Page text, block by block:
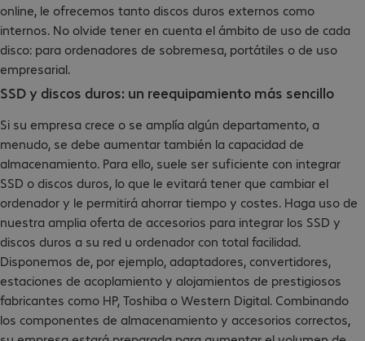
online, le ofrecemos tanto discos duros externos como
internos. No olvide tener en cuenta el ámbito de uso de cada
disco: para ordenadores de sobremesa, portátiles o de uso
empresarial.
SSD y discos duros: un reequipamiento más sencillo
Si su empresa crece o se amplía algún departamento, a
menudo, se debe aumentar también la capacidad de
almacenamiento. Para ello, suele ser suficiente con integrar
SSD o discos duros, lo que le evitará tener que cambiar el
ordenador y le permitirá ahorrar tiempo y costes. Haga uso de
nuestra amplia oferta de accesorios para integrar los SSD y
discos duros a su red u ordenador con total facilidad.
Disponemos de, por ejemplo, adaptadores, convertidores,
estaciones de acoplamiento y alojamientos de prestigiosos
fabricantes como HP, Toshiba o Western Digital. Combinando
los componentes de almacenamiento y accesorios correctos,